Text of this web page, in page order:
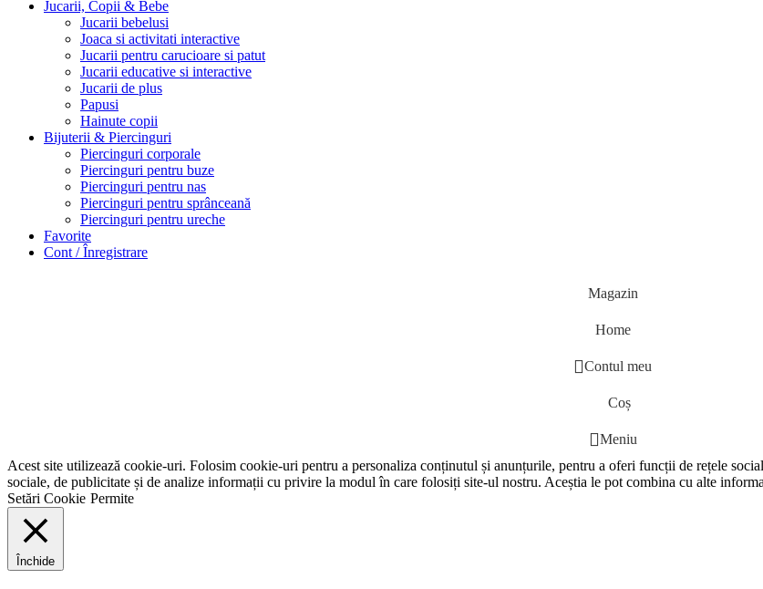
Jucarii, Copii & Bebe
Jucarii bebelusi
Joaca si activitati interactive
Jucarii pentru carucioare si patut
Jucarii educative si interactive
Jucarii de plus
Papusi
Hainute copii
Bijuterii & Piercinguri
Piercinguri corporale
Piercinguri pentru buze
Piercinguri pentru nas
Piercinguri pentru sprânceană
Piercinguri pentru ureche
Favorite
Cont / Înregistrare
Magazin
Home
Contul meu
Coș
Meniu
Acest site utilizează cookie-uri. Folosim cookie-uri pentru a personaliza conținutul și anunțurile, pentru a oferi funcții de rețele
sociale, de publicitate și de analize informații cu privire la modul în care folosiți site-ul nostru. Aceștia le pot combina cu alte
Setări Cookie Permite
Închide